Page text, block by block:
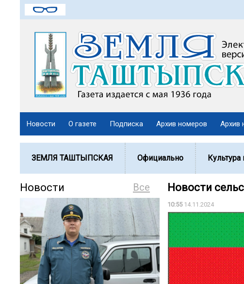
Новости О газете Подписка Архив номеров Архив
ЗЕМЛЯ ТАШТЫПСКАЯ Официально Культура
Все
Новости Новости
10:5514.11.2024